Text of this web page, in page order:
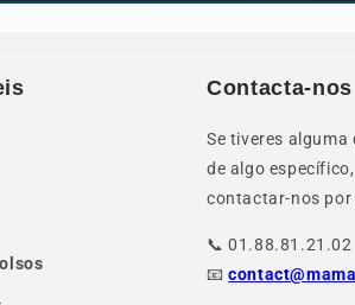
Contacta-nos
Se tiveres
de algo
contactar-nos por
📞 01.88.81.21.02
📧